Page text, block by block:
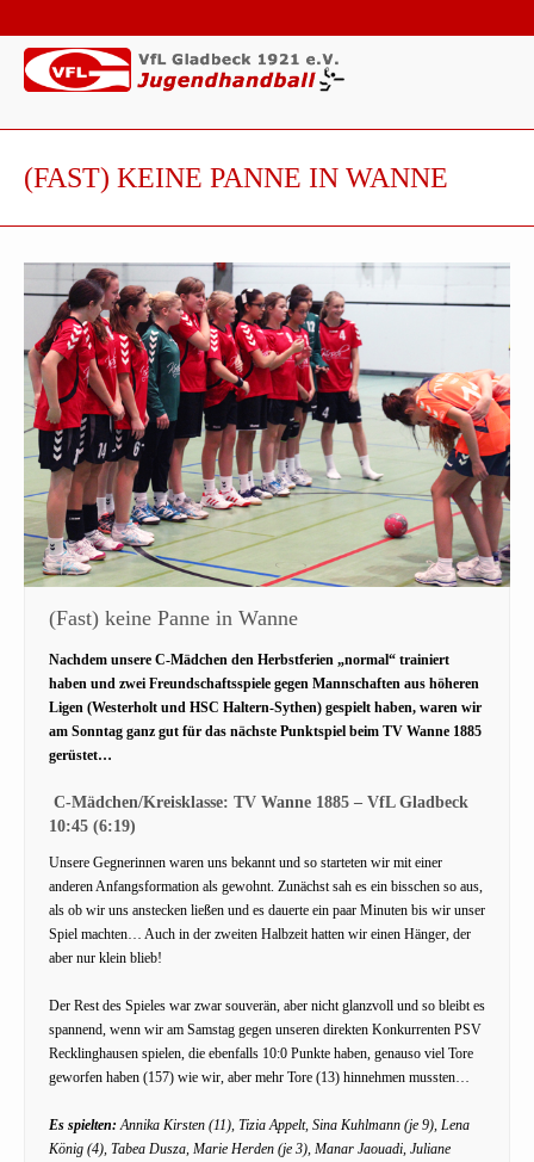
(FAST) KEINE PANNE IN WANNE
(Fast) keine Panne in Wanne
Nachdem unsere C-Mädchen den Herbstferien „normal“ trainiert
haben und zwei Freundschaftsspiele gegen Mannschaften aus höheren
Ligen (Westerholt und HSC Haltern-Sythen) gespielt haben, waren wir
am Sonntag ganz gut für das nächste Punktspiel beim TV Wanne 1885
gerüstet…
C-Mädchen/Kreisklasse: TV Wanne 1885 – VfL Gladbeck
10:45 (6:19)
Unsere Gegnerinnen waren uns bekannt und so starteten wir mit einer
anderen Anfangsformation als gewohnt. Zunächst sah es ein bisschen so aus,
als ob wir uns anstecken ließen und es dauerte ein paar Minuten bis wir unser
Spiel machten… Auch in der zweiten Halbzeit hatten wir einen Hänger, der
aber nur klein blieb!
Der Rest des Spieles war zwar souverän, aber nicht glanzvoll und so bleibt es
spannend, wenn wir am Samstag gegen unseren direkten Konkurrenten PSV
Recklinghausen spielen, die ebenfalls 10:0 Punkte haben, genauso viel Tore
geworfen haben (157) wie wir, aber mehr Tore (13) hinnehmen mussten…
Es spielten: Annika Kirsten (11), Tizia Appelt, Sina Kuhlmann (je 9), Lena
König (4), Tabea Dusza, Marie Herden (je 3), Manar Jaouadi, Juliane